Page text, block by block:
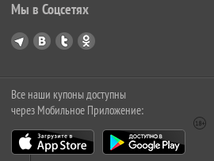
Мы в Соцсетях
Все наши купоны доступны
через Мобильное Приложение: